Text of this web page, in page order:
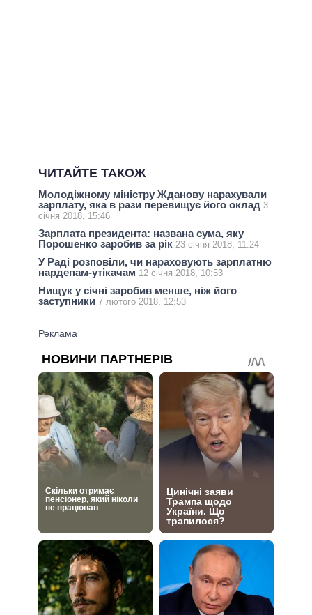
ЧИТАЙТЕ ТАКОЖ
Молодіжному міністру Жданову нарахували
зарплату, яка в рази перевищує його оклад 3
січня 2018, 15:46
Зарплата президента: названа сума, яку
Порошенко заробив за рік 23 січня 2018, 11:24
У Раді розповіли, чи нараховують зарплатню
нардепам-утікачам 12 січня 2018, 10:53
Нищук у січні заробив менше, ніж його
заступники 7 лютого 2018, 12:53